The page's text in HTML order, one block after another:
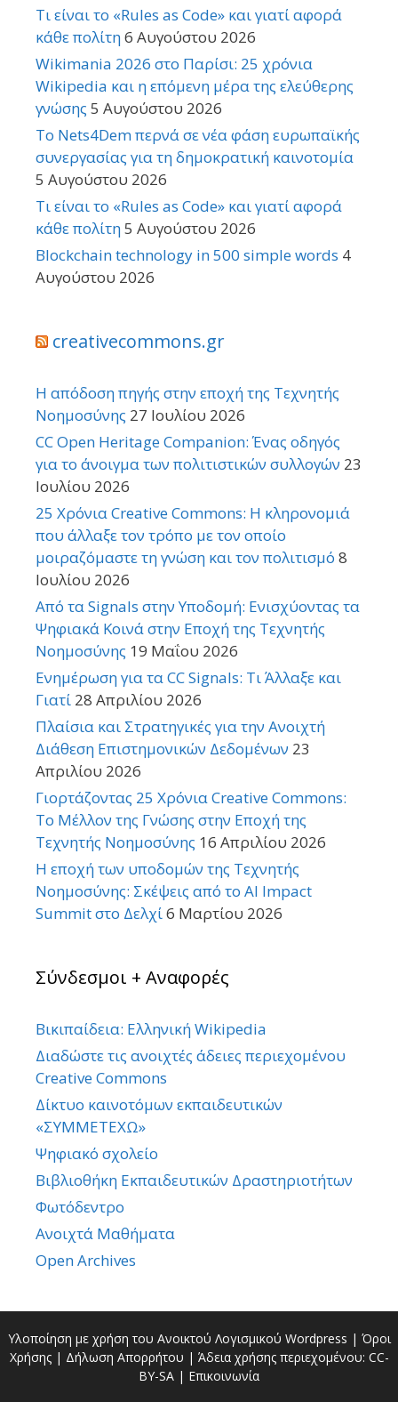
Τι είναι το «Rules as Code» και γιατί αφορά
κάθε πολίτη6 Αυγούστου 2026
Wikimania 2026 στο Παρίσι: 25 χρόνια
Wikipedia και η επόμενη μέρα της ελεύθερης
γνώσης 5 Αυγούστου 2026
Το Nets4Dem περνά σε νέα φάση ευρωπαϊκής
συνεργασίας για τη δημοκρατική καινοτομία
5 Αυγούστου 2026
Τι είναι το «Rules as Code» και γιατί αφορά
κάθε πολίτη5 Αυγούστου 2026
Blockchain technology in 500 simple words 4
Αυγούστου 2026
creativecommons.gr
Η απόδοση πηγής στην εποχή της Τεχνητής
Νοημοσύνης 27 Ιουλίου 2026
CC Open Heritage Companion: Ένας οδηγός
για το άνοιγμα των πολιτιστικών συλλογών 23
Ιουλίου 2026
25 Χρόνια Creative Commons: Η κληρονομιά
που άλλαξε τον τρόπο με τον οποίο
μοιραζόμαστε τη γνώση και τον πολιτισμό 8
Ιουλίου 2026
Από τα Signals στην Υποδομή: Ενισχύοντας τα
Ψηφιακά Κοινά στην Εποχή της Τεχνητής
Νοημοσύνης 19 Μαΐου 2026
Ενημέρωση για τα CC Signals: Τι Άλλαξε και
Γιατί 28 Απριλίου 2026
Πλαίσια και Στρατηγικές για την Ανοιχτή
Διάθεση Επιστημονικών Δεδομένων 23
Απριλίου 2026
Γιορτάζοντας 25 Χρόνια Creative Commons:
Το Μέλλον της Γνώσης στην Εποχή της
Τεχνητής Νοημοσύνης 16 Απριλίου 2026
Η εποχή των υποδομών της Τεχνητής
Νοημοσύνης: Σκέψεις από το AI Impact
Summit στο Δελχί6 Μαρτίου 2026
Σύνδεσμοι + Αναφορές
Βικιπαίδεια: Ελληνική Wikipedia
Διαδώστε τις ανοιχτές άδειες περιεχομένου
Creative Commons
Δίκτυο καινοτόμων εκπαιδευτικών
«ΣΥΜΜΕΤΕΧΩ»
Ψηφιακό σχολείο
Βιβλιοθήκη Εκπαιδευτικών Δραστηριοτήτων
Φωτόδεντρο
Ανοιχτά Μαθήματα
Open Archives
Υλοποίηση με χρήση του Ανοικτού Λογισμικού Wordpress | Όροι
Χρήσης| Δήλωση Απορρήτου | Άδεια χρήσης περιεχομένου: CC-
BY-SA | Επικοινωνία